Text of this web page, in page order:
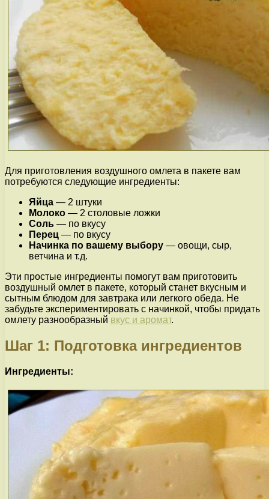
Для приготовления воздушного омлета в пакете вам
потребуются следующие ингредиенты:
Яйца — 2 штуки
Молоко — 2 столовые ложки
Соль — по вкусу
Перец — по вкусу
Начинка по вашему выбору — овощи, сыр,
ветчина и т.д.
Эти простые ингредиенты помогут вам приготовить
воздушный омлет в пакете, который станет вкусным и
сытным блюдом для завтрака или легкого обеда. Не
забудьте экспериментировать с начинкой, чтобы придать
омлету разнообразный вкус и аромат.
Шаг 1: Подготовка ингредиентов
Ингредиенты: